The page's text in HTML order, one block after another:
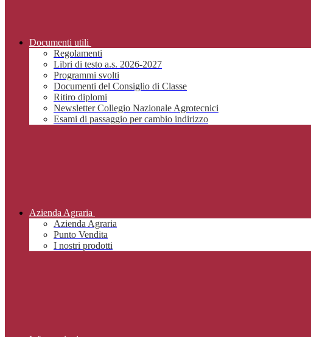
Documenti utili
Regolamenti
Libri di testo a.s. 2026-2027
Programmi svolti
Documenti del Consiglio di Classe
Ritiro diplomi
Newsletter Collegio Nazionale Agrotecnici
Esami di passaggio per cambio indirizzo
Azienda Agraria
Azienda Agraria
Punto Vendita
I nostri prodotti